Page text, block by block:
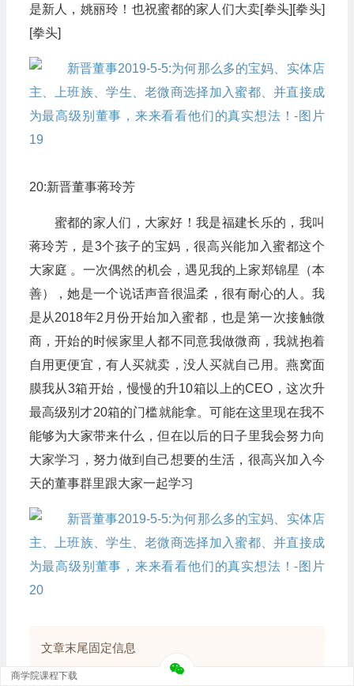
是新人，姚丽玲！也祝蜜都的家人们大卖[拳头][拳头]
[拳头]
20:新晋董事蒋玲芳
蜜都的家人们，大家好！我是福建长乐的，我叫
蒋玲芳，是3个孩子的宝妈，很高兴能加入蜜都这个
大家庭 。一次偶然的机会，遇见我的上家郑锦星（本
善），她是一个说话声音很温柔，很有耐心的人。我
是从2018年2月份开始加入蜜都，也是第一次接触微
商，开始的时候家里人都不同意我做微商，我就抱着
自用更便宜，有人买就卖，没人买就自己用。燕窝面
膜我从3箱开始，慢慢的升10箱以上的CEO，这次升
最高级别才20箱的门槛就能拿。可能在这里现在我不
能够为大家带来什么，但在以后的日子里我会努力向
大家学习，努力做到自己想要的生活，很高兴加入今
天的董事群里跟大家一起学习
文章末尾固定信息
商学院课程下载